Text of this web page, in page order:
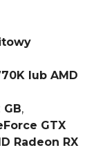
lub AMD
GB,
GTX
Radeon RX